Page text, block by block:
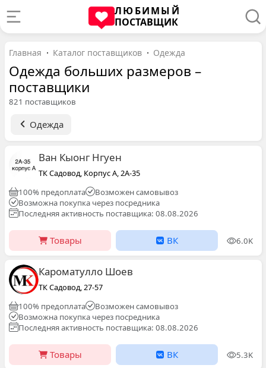
ЛЮБИМЫЙ
ПОСТАВЩИК
Главная Каталог поставщиков Одежда
Одежда больших размеров –
поставщики
821 поставщиков
Одежда
Ван Кыонг Нгуен
ТК Садовод, Корпус А, 2А-35
100% предоплата
Возможен самовывоз
Возможна покупка через посредника
Последняя активность поставщика: 08.08.2026
Товары ВК 6.0K
Кароматулло Шоев
ТК Садовод, 27-57
100% предоплата
Возможен самовывоз
Возможна покупка через посредника
Последняя активность поставщика: 08.08.2026
Товары ВК 5.3K